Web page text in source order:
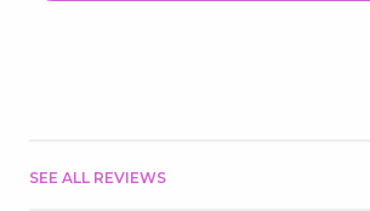
SEE ALL REVIEWS